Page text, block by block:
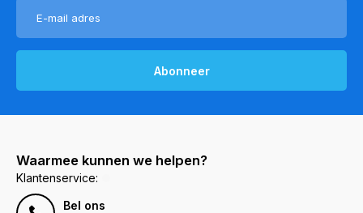
Abonneer
Waarmee kunnen we helpen?
Klantenservice:
Bel ons